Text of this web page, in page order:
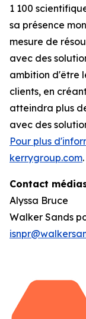
1 100
sa présence
mesure de
avec des
ambition d'être
clients, en
atteindra plus
avec des
Pour plus
kerrygroup.com.
Contact
Alyssa Bruce
Walker Sands